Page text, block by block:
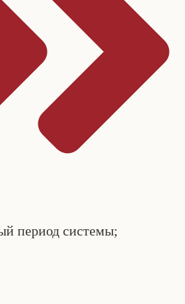
период системы;